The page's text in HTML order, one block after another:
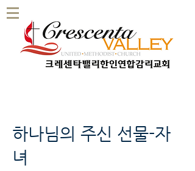
하나님의 주신 선물-자
녀